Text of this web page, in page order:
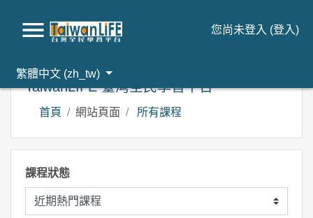
您尚未登入 (登入)
繁體中文 ‎(zh_tw)‎
TaiwanLIFE 臺灣全民學習平台
首頁 網站頁面 所有課程
課程狀態